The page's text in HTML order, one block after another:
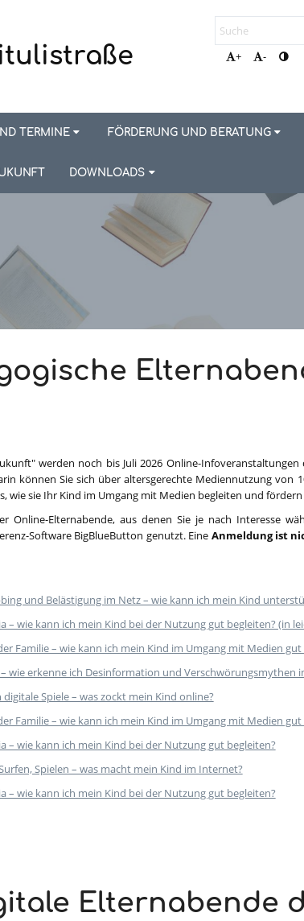
+ -
TERMINE FÖRDERUNG UND BERATUNG
DOWNLOADS
werden noch bis Juli 2026 Online-
können Sie sich über altersgerechte Mediennutzung von
wie sie Ihr Kind im Umgang mit Medien begleiten und
Online-Elternabende, aus denen Sie je nach Interesse
Software BigBlueButton genutzt. Eine Anmeldung ist
und Belästigung im Netz – wie kann ich mein Kind
– wie kann ich mein Kind bei der Nutzung gut begleiten? (in
Familie – wie kann ich mein Kind im Umgang mit Medien
– wie erkenne ich Desinformation und Verschwörungsmythen
digitale Spiele – was zockt mein Kind online?
Familie – wie kann ich mein Kind im Umgang mit Medien
– wie kann ich mein Kind bei der Nutzung gut begleiten?
Spielen – was macht mein Kind im Internet?
– wie kann ich mein Kind bei der Nutzung gut begleiten?
Elternabende